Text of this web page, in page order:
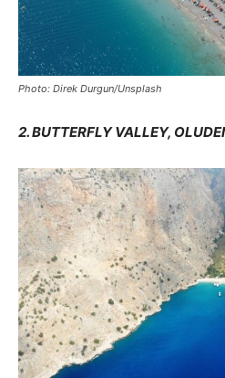
Photo: Direk Durgun/Unsplash
2. BUTTERFLY VALLEY,